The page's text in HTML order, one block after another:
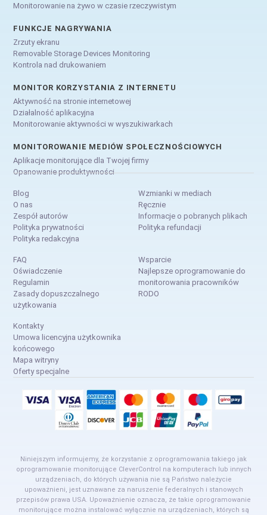
Monitorowanie na żywo w czasie rzeczywistym
FUNKCJE NAGRYWANIA
Zrzuty ekranu
Removable Storage Devices Monitoring
Kontrola nad drukowaniem
MONITOR KORZYSTANIA Z INTERNETU
Aktywność na stronie internetowej
Działalność aplikacyjna
Monitorowanie aktywności w wyszukiwarkach
MONITOROWANIE MEDIÓW SPOŁECZNOŚCIOWYCH
Aplikacje monitorujące dla Twojej firmy
Opanowanie produktywności
Blog
O nas
Zespół autorów
Polityka prywatności
Polityka redakcyjna
Wzmianki w mediach
Ręcznie
Informacje o pobranych plikach
Polityka refundacji
FAQ
Oświadczenie
Regulamin
Zasady dopuszczalnego
użytkowania
Wsparcie
Najlepsze oprogramowanie do
monitorowania pracowników
RODO
Kontakty
Umowa licencyjna użytkownika
końcowego
Mapa witryny
Oferty specjalne
Niniejszym informujemy, że korzystanie z oprogramowania takiego jak
oprogramowanie monitorujące CleverControl na komputerach lub innych
urządzeniach, do których używania nie są Państwo należycie
upoważnieni, jest uznawane za naruszenie federalnych i stanowych
przepisów prawa USA. Upoważnienie oznacza, że takie oprogramowanie
monitorujące można instalować wyłącznie na urządzeniach, których są